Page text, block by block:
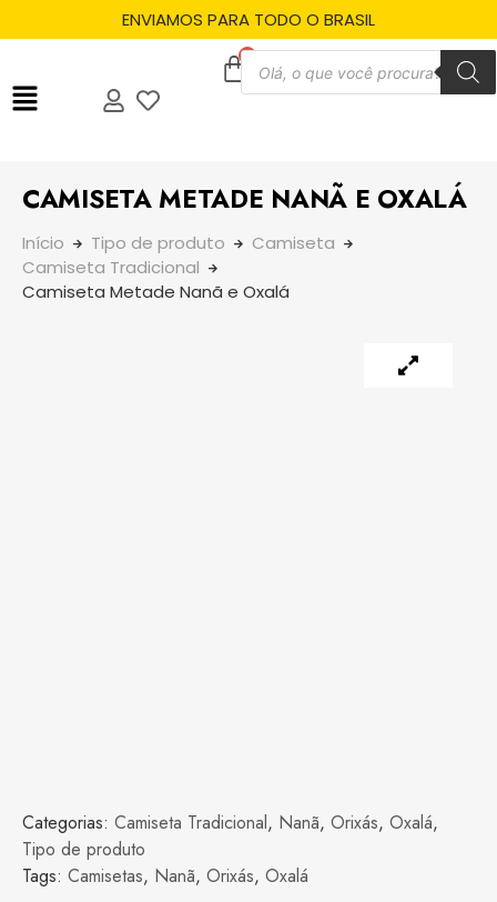
ENVIAMOS PARA TODO O BRASIL
CAMISETA METADE NANÃ E OXALÁ
Início Tipo de produto
Camiseta
Camiseta Tradicional
Camiseta Metade Nanã e Oxalá
Categorias: Camiseta Tradicional, Nanã, Orixás, Oxalá,
Tipo de produto
Tags: Camisetas, Nanã, Orixás, Oxalá